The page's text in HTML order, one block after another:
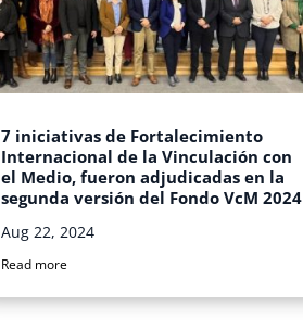
7 iniciativas de Fortalecimiento
Internacional de la Vinculación con
el Medio, fueron adjudicadas en la
segunda versión del Fondo VcM 2024
Aug 22, 2024
Read more